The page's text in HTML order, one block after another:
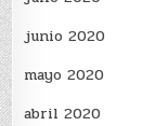
junio 2020
mayo 2020
abril 2020